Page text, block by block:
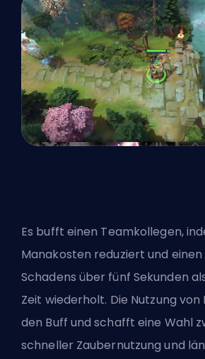
Es bufft einen Teamkollegen,
Manakosten reduziert und einen
Schadens über fünf Sekunden
Zeit wiederholt. Die Nutzung
den Buff und schafft eine Wahl
schneller Zaubernutzung und